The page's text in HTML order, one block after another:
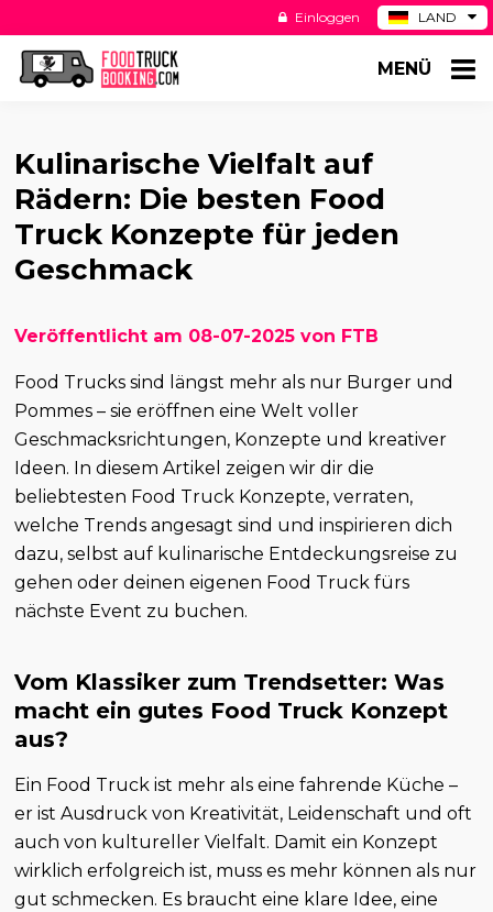
LAND
ES
Einloggen
MENÜ
Kulinarische Vielfalt auf
Rädern: Die besten Food
Truck Konzepte für jeden
Geschmack
Veröffentlicht am 08-07-2025 von FTB
Food Trucks sind längst mehr als nur Burger und
Pommes – sie eröffnen eine Welt voller
Geschmacksrichtungen, Konzepte und kreativer
Ideen. In diesem Artikel zeigen wir dir die
beliebtesten Food Truck Konzepte, verraten,
welche Trends angesagt sind und inspirieren dich
dazu, selbst auf kulinarische Entdeckungsreise zu
gehen oder deinen eigenen Food Truck fürs
nächste Event zu buchen.
Vom Klassiker zum Trendsetter: Was
macht ein gutes Food Truck Konzept
aus?
Ein Food Truck ist mehr als eine fahrende Küche –
er ist Ausdruck von Kreativität, Leidenschaft und oft
auch von kultureller Vielfalt. Damit ein Konzept
wirklich erfolgreich ist, muss es mehr können als nur
gut schmecken. Es braucht eine klare Idee, eine